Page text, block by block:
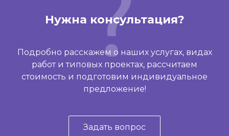
Нужна консультация?
Подробно расскажем о наших услугах, видах
работ и типовых проектах, рассчитаем
стоимость и подготовим индивидуальное
предложение!
Задать вопрос